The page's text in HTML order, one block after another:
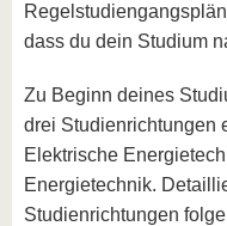
dass du dein Studium
Zu Beginn deines
drei Studienrichtungen
Elektrische
Energietechnik.
Studienrichtungen